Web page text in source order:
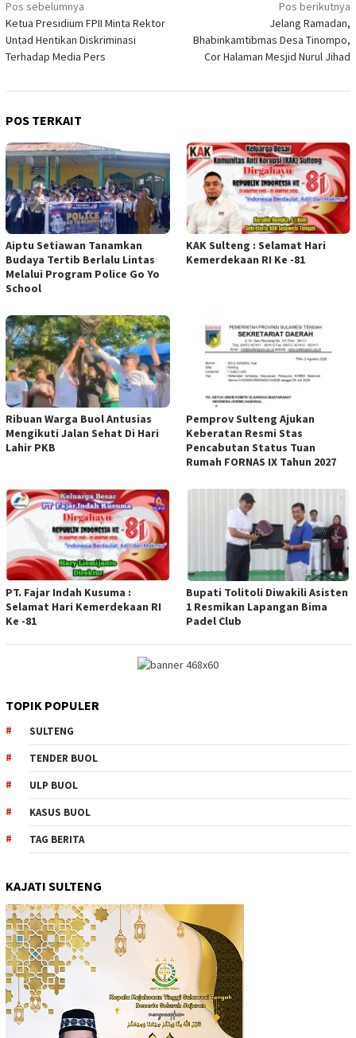
Navigasi
pos
Pos sebelumnya
Ketua Presidium FPII Minta Rektor
Untad Hentikan Diskriminasi
Terhadap Media Pers
Pos berikutnya
Jelang Ramadan,
Bhabinkamtibmas Desa Tinompo,
Cor Halaman Mesjid Nurul Jihad
POS TERKAIT
Aiptu Setiawan Tanamkan
Budaya Tertib Berlalu Lintas
Melalui Program Police Go Yo
School
KAK Sulteng : Selamat Hari
Kemerdekaan RI Ke -81
Ribuan Warga Buol Antusias
Mengikuti Jalan Sehat Di Hari
Lahir PKB
Pemprov Sulteng Ajukan
Keberatan Resmi Stas
Pencabutan Status Tuan
Rumah FORNAS IX Tahun 2027
PT. Fajar Indah Kusuma :
Selamat Hari Kemerdekaan RI
Ke -81
Bupati Tolitoli Diwakili Asisten
1 Resmikan Lapangan Bima
Padel Club
TOPIK POPULER
SULTENG
TENDER BUOL
ULP BUOL
KASUS BUOL
TAG BERITA
KAJATI SULTENG